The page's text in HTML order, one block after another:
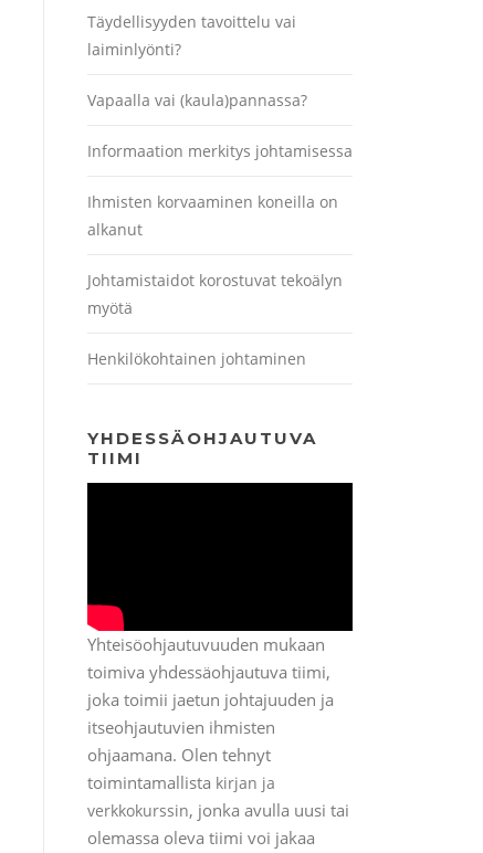
Täydellisyyden tavoittelu vai
laiminlyönti?
Vapaalla vai (kaula)pannassa?
Informaation merkitys johtamisessa
Ihmisten korvaaminen koneilla on
alkanut
Johtamistaidot korostuvat tekoälyn
myötä
Henkilökohtainen johtaminen
YHDESSÄOHJAUTUVA
TIIMI
Yhteisöohjautuvuuden mukaan
toimiva yhdessäohjautuva tiimi,
joka toimii jaetun johtajuuden ja
itseohjautuvien ihmisten
ohjaamana. Olen tehnyt
toimintamallista kirjan ja
verkkokurssin, jonka avulla uusi tai
olemassa oleva tiimi voi jakaa